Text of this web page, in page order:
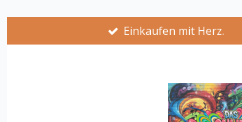
springen
Einkaufen mit Herz.